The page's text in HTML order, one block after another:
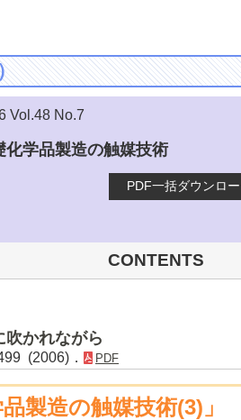
Vol.48 No.7
化学品製造の触媒技術
PDF一括ダウンロ
CONTENTS
吹かれながら
(2006)． PDF
製造の触媒技術(3)」